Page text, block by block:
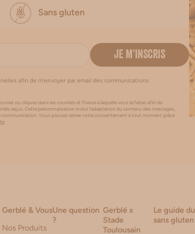
Sans gluten
JE M’INSCRIS
afin de m’envoyer par email des communications
ou cliquez dans les courriels et l’heure à laquelle vous le faites afin de
reçus. Cette personnalisation inclut l’adaptation du contenu des messages,
communication. Vous pouvez retirer votre consentement à tout moment grâce
Gerblé & Vous
Nos Produits
Une question
?
Gerblé x
Stade
Toulousain
Le guide du
sans gluten